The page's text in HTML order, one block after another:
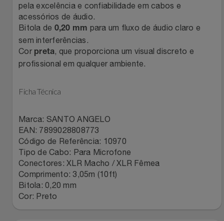
Relógios
Saúde E Bem-Estar
Stanley Pmi
Top Store
Weconnect
pela excelência e confiabilidade em cabos e
acessórios de áudio.
Bitola de 0,20 mm para um fluxo de áudio claro e
sem interferências.
Cor preta , que proporciona um visual discreto e
profissional em qualquer ambiente.
Ficha Técnica
Marca: SANTO ANGELO
EAN: 7899028808773
Código de Referência: 10970
Tipo de Cabo: Para Microfone
Conectores: XLR Macho / XLR Fêmea
Comprimento: 3,05m (10ft)
Bitola: 0,20 mm
Cor: Preto